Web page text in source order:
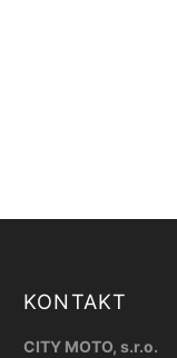
KONTAKT
CITY MOTO, s.r.o.